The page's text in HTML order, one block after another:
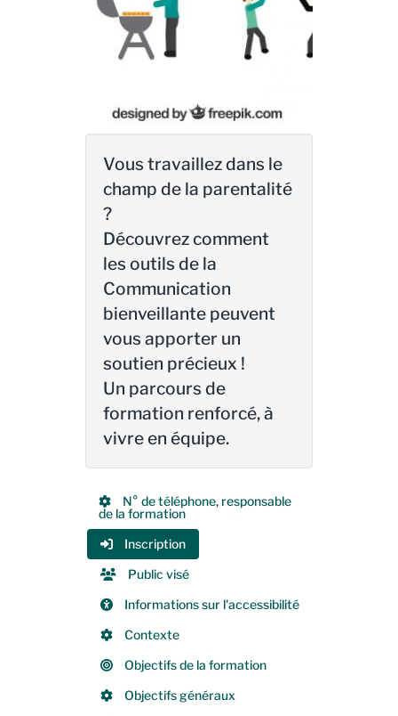
Vous travaillez dans le
champ de la parentalité
?
Découvrez comment
les outils de la
Communication
bienveillante peuvent
vous apporter un
soutien précieux !
Un parcours de
formation renforcé, à
vivre en équipe.
N° de téléphone, responsable
de la formation
Inscription
Public visé
Informations sur l'accessibilité
Contexte
Objectifs de la formation
Objectifs généraux